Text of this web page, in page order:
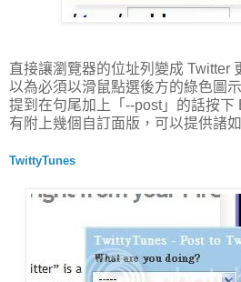
直接讓瀏覽器的位址列變成 Twitter
以為必須以滑鼠點選後方的綠色圖
提到在句尾加上「--post」的話按下
有附上幾個自訂面版，可以提供諸
TwittyTunes